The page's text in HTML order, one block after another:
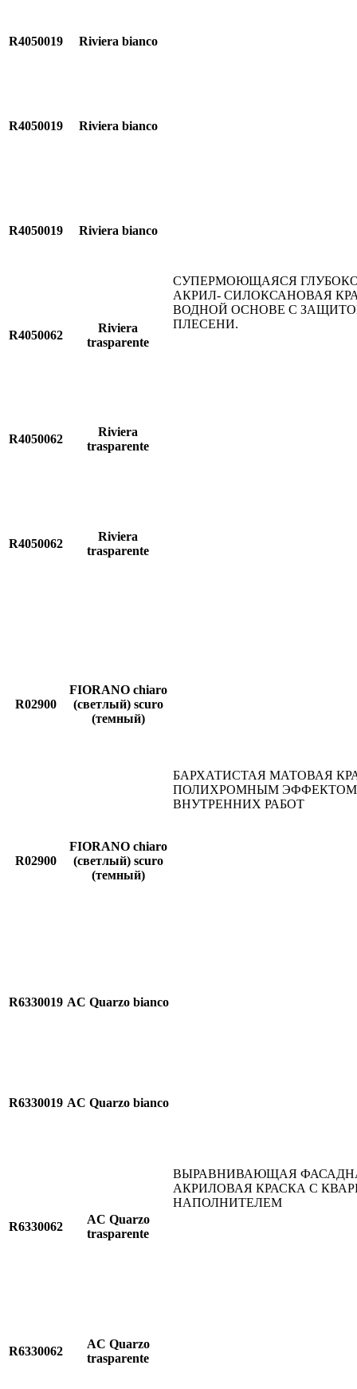
R4050019 Riviera bianco
СУПЕРМОЮЩАЯСЯ
АКРИЛ- СИЛОКСАНОВАЯ
ВОДНОЙ ОСНОВЕ С
ПЛЕСЕНИ.
R4050019 Riviera bianco
R4050019 Riviera bianco
R4050062
Riviera
trasparente
R4050062
Riviera
trasparente
R4050062
Riviera
trasparente
R02900
FIORANO chiaro
(светлый) scuro
(темный)
БАРХАТИСТАЯ МАТОВАЯ
ПОЛИХРОМНЫМ ЭФФЕКТОМ
ВНУТРЕННИХ РАБОТ
R02900
FIORANO chiaro
(светлый) scuro
(темный)
R6330019 AC Quarzo bianco
ВЫРАВНИВАЮЩАЯ
АКРИЛОВАЯ КРАСКА С
НАПОЛНИТЕЛЕМ
R6330019 AC Quarzo bianco
R6330062
AC Quarzo
trasparente
R6330062
AC Quarzo
trasparente